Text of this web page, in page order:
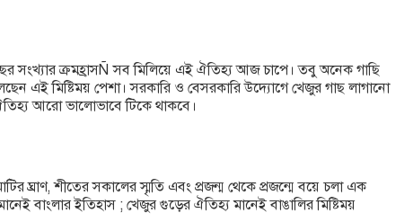
সংখ্যার ক্রমহ্রাসÑ সব মিলিয়ে এই ঐতিহ্য আজ চাপে। তবু অনেক গাছি
এই মিষ্টিময় পেশা। সরকারি ও বেসরকারি উদ্যোগে খেজুর গাছ লাগানো
আরো ভালোভাবে টিকে থাকবে।
ঘ্রাণ, শীতের সকালের স্মৃতি এবং প্রজন্ম থেকে প্রজন্মে বয়ে চলা এক
বাংলার ইতিহাস ; খেজুর গুড়ের ঐতিহ্য মানেই বাঙালির মিষ্টিময়